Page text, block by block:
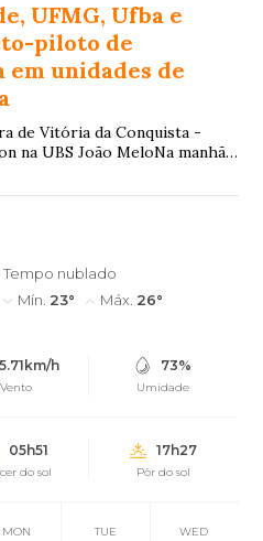
UFMG, Ufba e
piloto de
unidades de
de Vitória da Conquista -
na UBS João MeloNa manhã
Tempo nublado
Mín. 23° Máx. 26°
5.71km/h
Vento
73%
Umidade
05h51
do sol
17h27
Pôr do sol
MON TUE WED